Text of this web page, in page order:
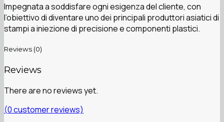
Impegnata a soddisfare ogni esigenza del cliente, con
l’obiettivo di diventare uno dei principali produttori asiatici di
stampi a iniezione di precisione e componenti plastici.
Reviews (0)
Reviews
There are no reviews yet.
(0customer reviews)